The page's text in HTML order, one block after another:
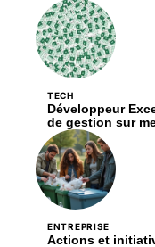
TECH
Développeur
de gestion sur
ENTREPRISE
Actions et